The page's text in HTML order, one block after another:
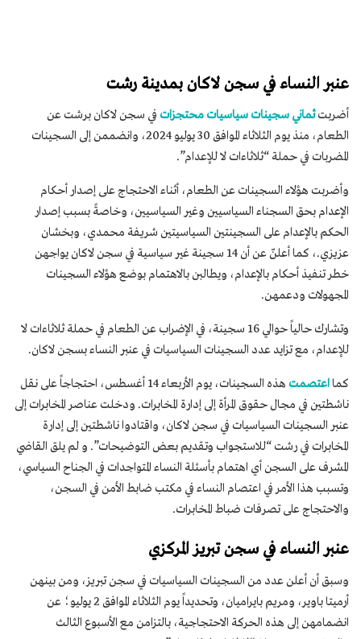
عنبر النساء في سجن لاكان بمدينة رشت
أضربتثماني سجينات سياسيات محتجزات في سجن لاكان برشت عن
الطعام، منذ يوم الثلاثاء الموافق 30 يوليو 2024، وانضممن إلى السجينات
المضربات في حملة “ثلاثاءات لا للإعدام”.
وأضربت هؤلاء السجينات عن الطعام، أثناء الاحتجاج على إصدار أحكام
الإعدام بحق السجناء السياسيين وغير السياسيين، وخاصةً بسبب إصدار
الحكم بالإعدام على السجينتين السياسيتين شريفة محمدي، وبخشان
عزيزي.، كما أعلنّ عن أن 14 سجينة غير سياسية في سجن لاكان يواجهن
خطر تنفيذ أحكام بالإعدام، ويطالبن بالاهتمام بوضع هؤلاء السجينات
المجهولات ودعمهن.
وتشارك حالياً حوالي 16 سجينة، في الإضراب عن الطعام في حملة ثلاثاءات لا
للإعدام، مع تزايد عدد السجينات السياسيات في عنبر النساء بسجن لاكان.
كمااعتصمت
هذه السجينات، يوم الأربعاء 14 أغسطس، احتجاجاً على نقل
ناشطتين في مجال حقوق المرأة إلى إدارة المخابرات. ودخلت عناصر المخابرات إلى
عنبر السجينات السياسيات في سجن لاكان، واقتادوا ناشطتين إلى إدارة
المخابرات في رشت “للاستجواب وتقديم بعض التوضيحات”. و لم يلق القاضي
المشرف على السجن أي اهتمام بأسئلة النساء المتواجدات في الجناح السياسي،
وتسبب هذا الأمر في اعتصام النساء في مكتب ضابط الأمن في السجن،
والاحتجاج على تصرفات ضباط المخابرات.
عنبر النساء في سجن تبريز المركزي
وسبق أن أعلن عدد من السجينات السياسيات في سجن تبريز، ومن بينهن
أرميتا باوير، ومريم بايراميان، وتحديداً يوم الثلاثاء الموافق 2 يوليو؛ عن
انضمامهن إلى هذه الحركة الاحتجاجية، بالتزامن مع الأسبوع الثالث